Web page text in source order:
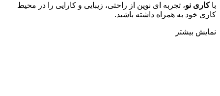
باکاری نو، تجربه ای نوین از راحتی، زیبایی و کارایی را در محیط
کاری خود به همراه داشته باشید.
نمایش بیشتر